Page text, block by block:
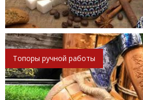
Топоры ручной работы